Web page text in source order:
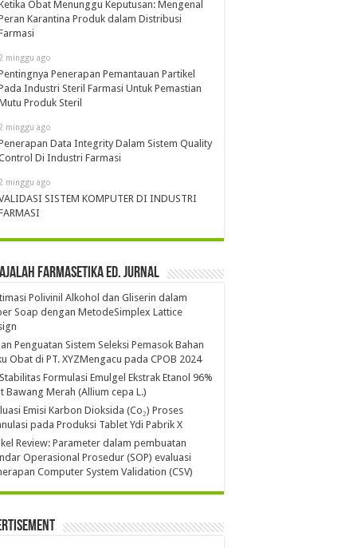
Obat Menunggu Keputusan: Mengenal
Karantina Produk dalam Distribusi
minggu ago
Penerapan Pemantauan Partikel
Industri Steril Farmasi Untuk Pemastian
Produk Steril
minggu ago
Data Integrity Dalam Sistem Quality
Di Industri Farmasi
minggu ago
SISTEM KOMPUTER DI INDUSTRI
Farmasetika Ed. Jurnal
Polivinil Alkohol dan Gliserin dalam
Soap dengan MetodeSimplex Lattice
Penguatan Sistem Seleksi Pemasok Bahan
Obat di PT. XYZMengacu pada CPOB 2024
Formulasi Emulgel Ekstrak Etanol 96%
Bawang Merah (Allium cepa L.)
Emisi Karbon Dioksida (Co₂) Proses
pada Produksi Tablet Ydi Pabrik X
Review: Parameter dalam pembuatan
Operasional Prosedur (SOP) evaluasi
Computer System Validation (CSV)